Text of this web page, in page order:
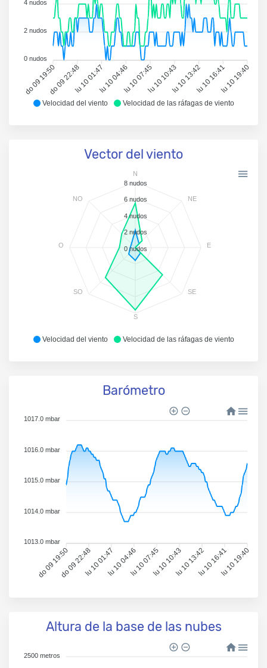
Velocidad del viento Velocidad de las ráfagas de viento
do 09 19:50do 09 22:48lu 10 01:47lu 10 04:46lu 10 07:45lu 10 10:43lu 10 13:42lu 10 16:41lu 10 19:40
4 nudos
2 nudos
0 nudos
Vector del viento
Velocidad del viento Velocidad de las ráfagas de viento
N
NE
E
SE
S
SO
O
NO
8 nudos
6 nudos
4 nudos
2 nudos
0 nudos
Barómetro
do 09 19:50do 09 22:48lu 10 01:47lu 10 04:46lu 10 07:45lu 10 10:43lu 10 13:42lu 10 16:41lu 10 19:40
1017.0 mbar
1016.0 mbar
1015.0 mbar
1014.0 mbar
1013.0 mbar
Altura de la base de las nubes
2500 metros